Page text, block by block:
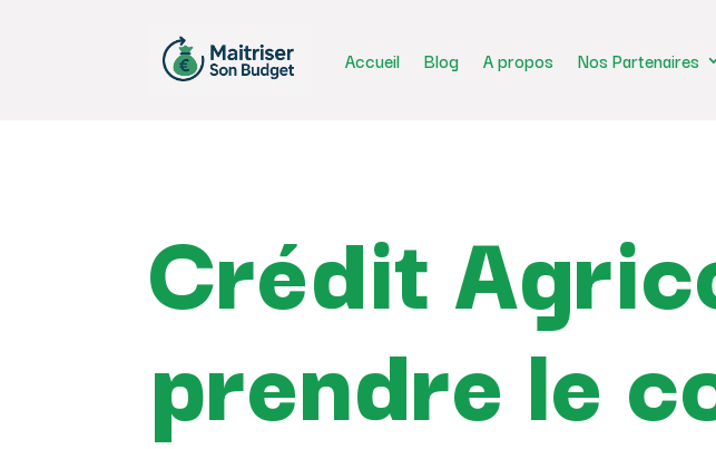
Accueil Blog A propos Nos Partenaires
Crédit
prendre le